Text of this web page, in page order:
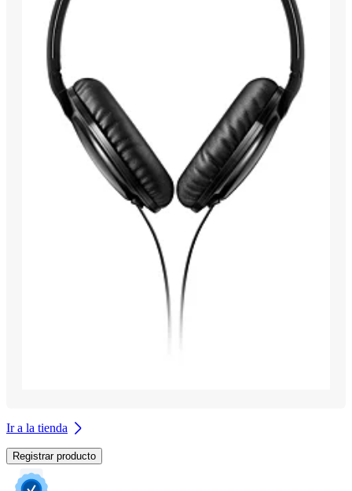
Ir a la tienda
Registrar producto